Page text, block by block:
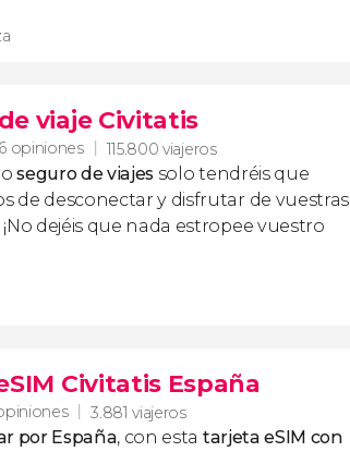
viaje Civitatis
opiniones 115.800 viajeros
seguro de viajes solo tendréis que
de desconectar y disfrutar de vuestras
dejéis que nada estropee vuestro
Civitatis España
3.881 viajeros
por España, con esta tarjeta eSIM con